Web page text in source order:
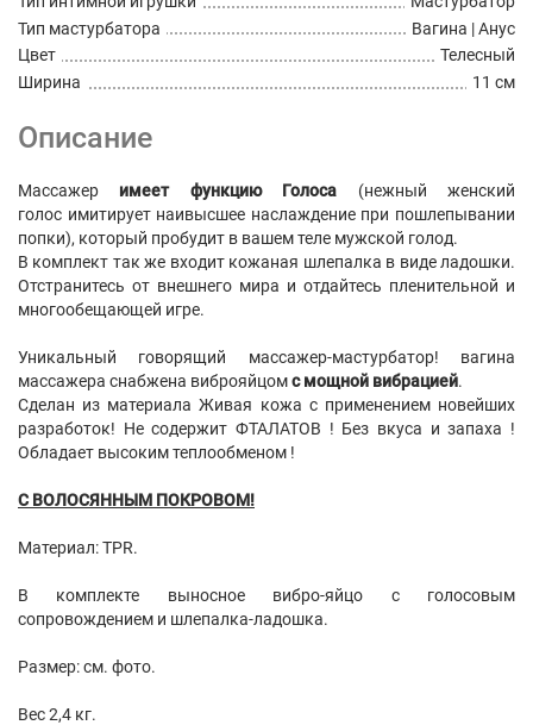
Тип мастурбатора
Вагина | Анус
Цвет
Телесный
Ширина
11 см
Описание
Массажер имеет функцию Голоса (нежный женский
голос имитирует наивысшее наслаждение при пошлепывании
попки), который пробудит в вашем теле мужской голод.
В комплект так же входит кожаная шлепалка в виде ладошки.
Отстранитесь от внешнего мира и отдайтесь пленительной и
многообещающей игре.
Уникальный говорящий массажер-мастурбатор! вагина
массажера снабжена виброяйцомс мощной вибрацией.
Сделан из материала Живая кожа с применением новейших
разработок! Не содержит ФТАЛАТОВ ! Без вкуса и запаха !
Обладает высоким теплообменом !
С ВОЛОСЯННЫМ ПОКРОВОМ!
Материал: TPR.
В комплекте выносное вибро-яйцо с голосовым
сопровождением и шлепалка-ладошка.
Размер: см. фото.
Вес 2,4 кг.